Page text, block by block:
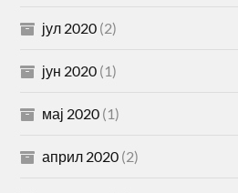
јул 2020 (2)
јун 2020 (1)
мај 2020 (1)
април 2020 (2)